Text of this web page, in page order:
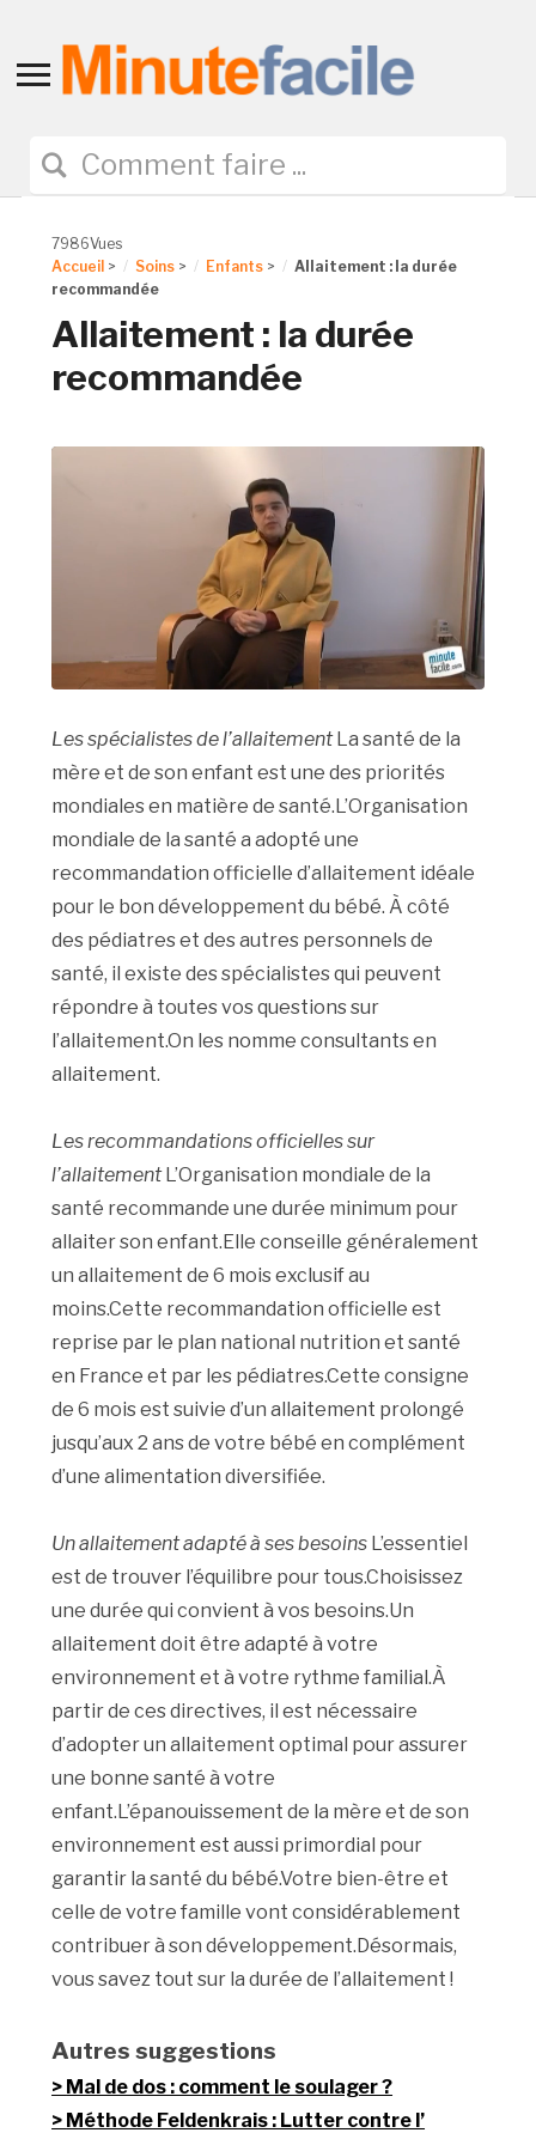
Toggle
navigation
7986Vues
Accueil > Soins > Enfants >
Allaitement : la durée
recommandée
Allaitement : la durée
recommandée
Les spécialistes de l’allaitementLa santé de la
mère et de son enfant est une des priorités
mondiales en matière de santé.L’Organisation
mondiale de la santé a adopté une
recommandation officielle d’allaitement idéale
pour le bon développement du bébé. À côté
des pédiatres et des autres personnels de
santé, il existe des spécialistes qui peuvent
répondre à toutes vos questions sur
l’allaitement.On les nomme consultants en
allaitement.
Les recommandations officielles sur
l’allaitementL’Organisation mondiale de la
santé recommande une durée minimum pour
allaiter son enfant.Elle conseille généralement
un allaitement de 6 mois exclusif au
moins.Cette recommandation officielle est
reprise par le plan national nutrition et santé
en France et par les pédiatres.Cette consigne
de 6 mois est suivie d’un allaitement prolongé
jusqu’aux 2 ans de votre bébé en complément
d’une alimentation diversifiée.
Un allaitement adapté à ses besoins L’essentiel
est de trouver l’équilibre pour tous.Choisissez
une durée qui convient à vos besoins.Un
allaitement doit être adapté à votre
environnement et à votre rythme familial.À
partir de ces directives, il est nécessaire
d’adopter un allaitement optimal pour assurer
une bonne santé à votre
enfant.L’épanouissement de la mère et de son
environnement est aussi primordial pour
garantir la santé du bébé.Votre bien-être et
celle de votre famille vont considérablement
contribuer à son développement.Désormais,
vous savez tout sur la durée de l’allaitement !
Autres suggestions
Mal de dos : comment le soulager ?
Méthode Feldenkrais : Lutter contre l’